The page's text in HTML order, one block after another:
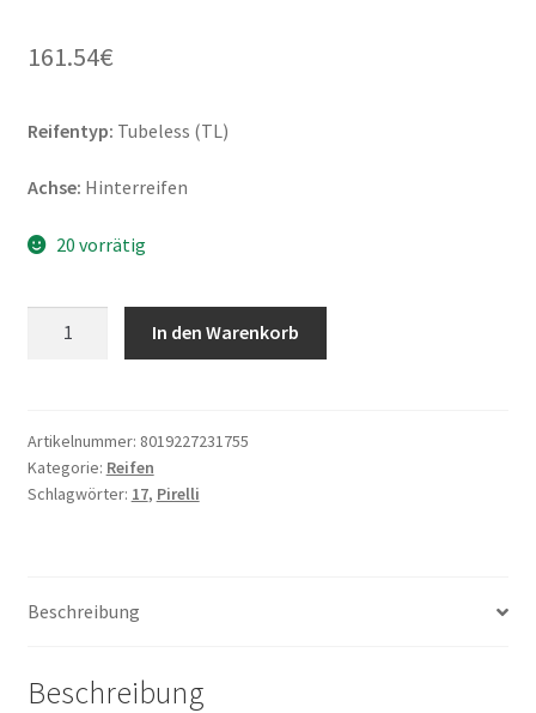
161.54€
Reifentyp: Tubeless (TL)
Achse: Hinterreifen
20 vorrätig
ZR
17
(72W)
In den Warenkorb
Artikelnummer: 8019227231755
Kategorie: Reifen
Schlagwörter: 17, Pirelli
Beschreibung
Beschreibung